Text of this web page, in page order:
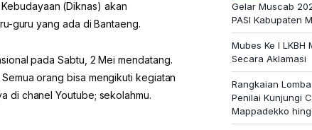
(Diknas) akan
guru yang ada di Bantaeng.
pada Sabtu, 2 Mei mendatang.
orang bisa mengikuti kegiatan
di chanel Youtube; sekolahmu.
Gelar Muscab
PASI Kabupaten
Mubes Ke I LKBH
Secara Aklamasi
Rangkaian
Penilai Kunjungi
Mappadekko